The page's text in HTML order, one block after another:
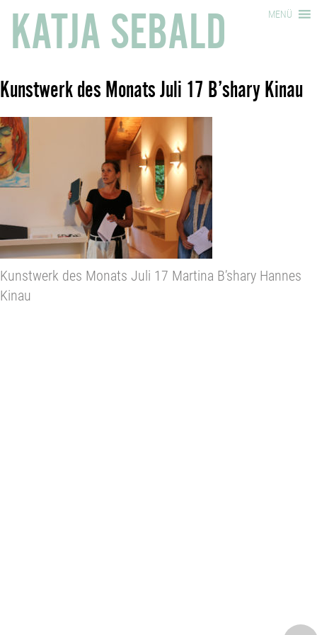
KATJA SEBALD MENÜ
Kunstwerk des Monats Juli 17 B’shary Kinau
Kunstwerk des Monats Juli 17 Martina B’shary Hannes
Kinau